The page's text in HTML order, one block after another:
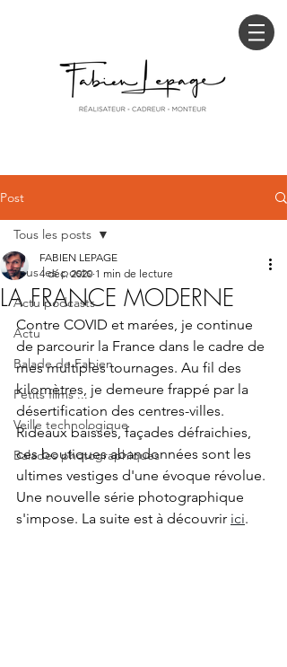
Post
Tous les posts
Actu podcasts
Actu
Balade de Fabien
Petits films ...
Veille technologique
Balades photographiques
Tous les posts
LA FRANCE MODERNE
FABIEN LEPAGE
4 déc. 2020 1 min de lecture
Contre COVID et marées, je continue
de parcourir la France dans le cadre de
mes multiples tournages. Au fil des
kilomètres, je demeure frappé par la
désertification des centres-villes.
Rideaux baissés, façades défraichies,
ces boutiques abandonnées sont les
ultimes vestiges d'une évoque révolue.
Une nouvelle série photographique
s'impose. La suite est à découvrir ici.